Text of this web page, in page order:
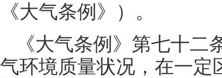
《大气条例》）。
《大气条例》第七十
气环境质量状况，在一定